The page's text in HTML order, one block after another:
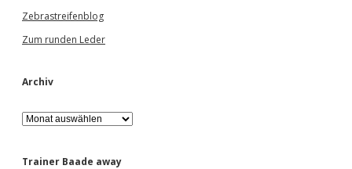
Zebrastreifenblog
Zum runden Leder
Archiv
A
r
h
Trainer Baade away